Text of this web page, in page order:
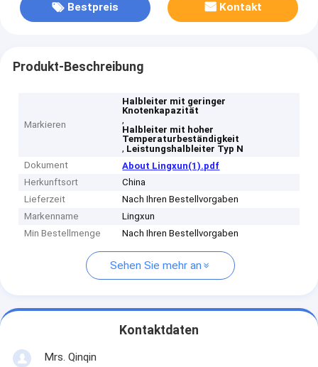
Bestpreis Kontakt
Produkt-Beschreibung
Markieren
Halbleiter mit geringer
Knotenkapazität
,
Halbleiter mit hoher
Temperaturbeständigkeit
, Leistungshalbleiter Typ N
Dokument
About Lingxun(1).pdf
Herkunftsort
China
Lieferzeit
Nach Ihren Bestellvorgaben
Markenname
Lingxun
Min Bestellmenge
Nach Ihren Bestellvorgaben
Sehen Sie mehr an
Kontaktdaten
Mrs. Qinqin